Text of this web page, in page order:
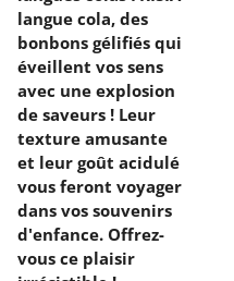
langue cola, des
bonbons gélifiés qui
éveillent vos sens
avec une explosion
de saveurs ! Leur
texture amusante
et leur goût acidulé
vous feront voyager
dans vos souvenirs
d'enfance. Offrez-
vous ce plaisir